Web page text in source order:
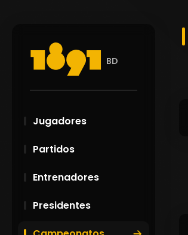
BD
Jugadores
Partidos
Entrenadores
Presidentes